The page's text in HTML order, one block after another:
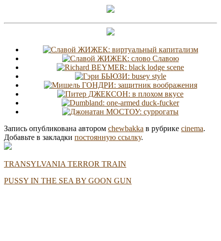
Запись опубликована автором chewbakka в рубрике cinema.
Добавьте в закладки постоянную ссылку.
TRANSYLVANIA TERROR TRAIN
PUSSY IN THE SEA BY GOON GUN